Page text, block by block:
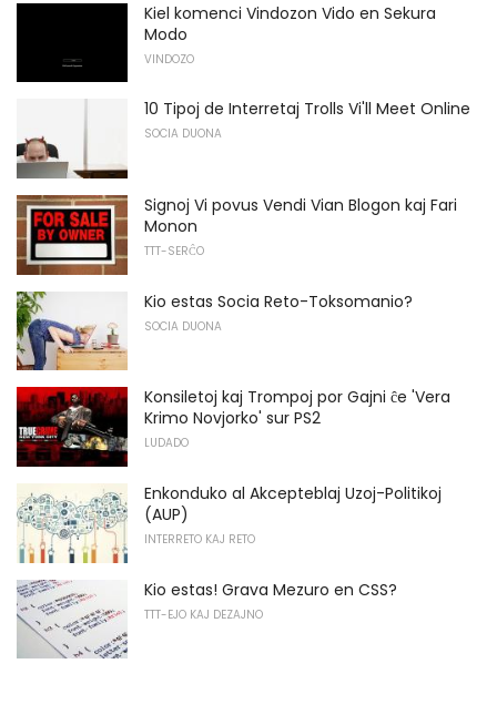
Kiel komenci Vindozon Vido en Sekura
Modo
VINDOZO
10 Tipoj de Interretaj Trolls Vi'll Meet Online
SOCIA DUONA
Signoj Vi povus Vendi Vian Blogon kaj Fari
Monon
TTT-SERĈO
Kio estas Socia Reto-Toksomanio?
SOCIA DUONA
Konsiletoj kaj Trompoj por Gajni ĉe 'Vera
Krimo Novjorko' sur PS2
LUDADO
Enkonduko al Akcepteblaj Uzoj-Politikoj
(AUP)
INTERRETO KAJ RETO
Kio estas! Grava Mezuro en CSS?
TTT-EJO KAJ DEZAJNO